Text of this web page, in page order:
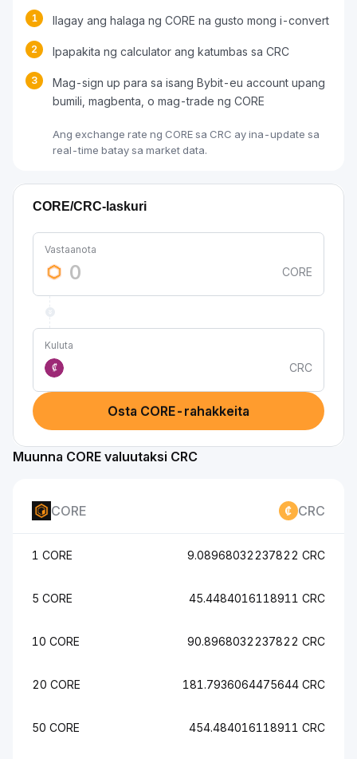
1 Ilagay ang halaga ng CORE na gusto mong i-convert
2 Ipapakita ng calculator ang katumbas sa CRC
3
Mag-sign up para sa isang Bybit-eu account upang
bumili, magbenta, o mag-trade ng CORE
Ang exchange rate ng CORE sa CRC ay ina-update sa
real-time batay sa market data.
CORE/CRC-laskuri
Vastaanota
CORE
Kuluta
₡
CRC
Osta CORE-rahakkeita
Muunna CORE valuutaksi CRC
CORE CRC
1 CORE 9.08968032237822 CRC
5 CORE 45.4484016118911 CRC
10 CORE 90.8968032237822 CRC
20 CORE 181.7936064475644 CRC
50 CORE 454.484016118911 CRC